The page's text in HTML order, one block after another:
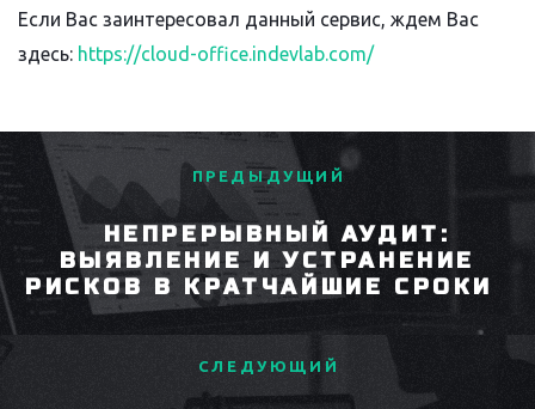
Если Вас заинтересовал данный сервис, ждем Вас
здесь: https://cloud-office.indevlab.com/
ПРЕДЫДУЩИЙ
НЕПРЕРЫВНЫЙ АУДИТ:
ВЫЯВЛЕНИЕ И УСТРАНЕНИЕ
РИСКОВ В КРАТЧАЙШИЕ СРОКИ
СЛЕДУЮЩИЙ